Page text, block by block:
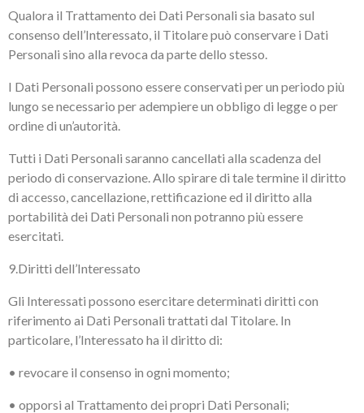
Qualora il Trattamento dei Dati Personali sia basato sul
consenso dell’Interessato, il Titolare può conservare i Dati
Personali sino alla revoca da parte dello stesso.
I Dati Personali possono essere conservati per un periodo più
lungo se necessario per adempiere un obbligo di legge o per
ordine di un’autorità.
Tutti i Dati Personali saranno cancellati alla scadenza del
periodo di conservazione. Allo spirare di tale termine il diritto
di accesso, cancellazione, rettificazione ed il diritto alla
portabilità dei Dati Personali non potranno più essere
esercitati.
9.Diritti dell’Interessato
Gli Interessati possono esercitare determinati diritti con
riferimento ai Dati Personali trattati dal Titolare. In
particolare, l’Interessato ha il diritto di:
• revocare il consenso in ogni momento;
• opporsi al Trattamento dei propri Dati Personali;